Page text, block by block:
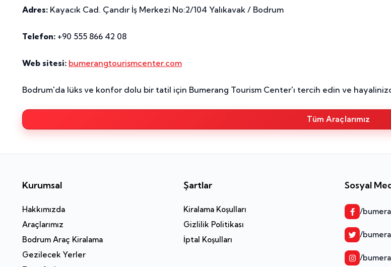
Adres: Kayacık Cad. Çandır İş Merkezi No:2/104 Yalıkavak / Bodrum
Telefon: +90 555 866 42 08
Web sitesi: bumerangtourismcenter.com
Bodrum'da lüks ve konfor dolu bir tatil için Bumerang Tourism Center'ı tercih edin ve
Tüm Araçlarımız
Kurumsal
Hakkımızda
Araçlarımız
Bodrum Araç Kiralama
Gezilecek Yerler
Şartlar
Kiralama Koşulları
Gizlilik Politikası
İptal Koşulları
Sosyal
/
/
/